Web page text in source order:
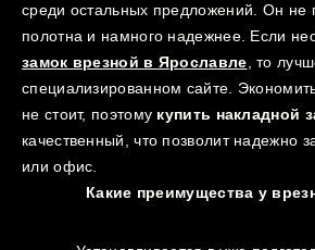
среди остальных предложений. Он не
полотна и намного надежнее. Если
замок врезной в Ярославле , то
специализированном сайте.
не стоит, поэтому купить накладной
качественный, что позволит надежно
или офис.
Какие преимущества у